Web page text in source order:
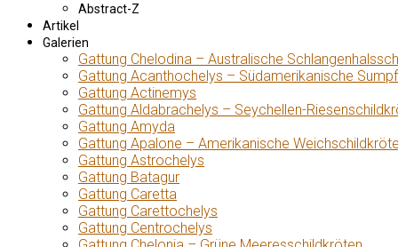
Abstract-Z
Artikel
Galerien
Gattung Chelodina – Australische
Gattung Acanthochelys – Südamerikanische
Gattung Actinemys
Gattung Aldabrachelys – Seychellen-
Gattung Amyda
Gattung Apalone – Amerikanische
Gattung Astrochelys
Gattung Batagur
Gattung Caretta
Gattung Carettochelys
Gattung Centrochelys